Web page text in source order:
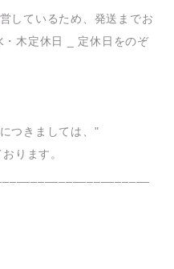
しているため、発送までお
木定休日 _ 定休日をのぞ
つきましては、"
ります。